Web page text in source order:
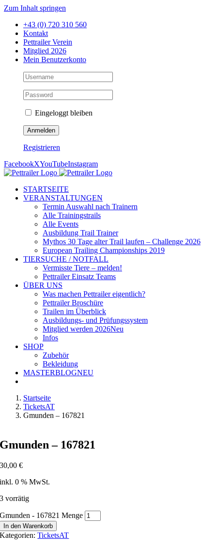
Zum Inhalt springen
+43 (0) 720 310 560
Kontakt
Pettrailer Verein
Mitglied 2026
Mein Benutzerkonto
Eingeloggt bleiben
Registrieren
FacebookXYouTubeInstagram
STARTSEITE
VERANSTALTUNGEN
Termin Auswahl nach Trainern
Alle Trainingstrails
Alle Events
Ausbildung Trail Trainer
Mythos 30 Tage alter Trail laufen – Challenge 2026
European Trailing Championships 2019
TIERSUCHE / NOTFALL
Vermisste Tiere – melden!
Pettrailer Einsatz Teams
ÜBER UNS
Was machen Pettrailer eigentlich?
Pettrailer Broschüre
Trailen im Überblick
Ausbildungs- und Prüfungssystem
Mitglied werden 2026Neu
Infos
SHOP
Zubehör
Bekleidung
MASTERBLOGNEU
Startseite
TicketsAT
Gmunden – 167821
Gmunden – 167821
30,00€
inkl. 0 % MwSt.
3 vorrätig
Gmunden - 167821 Menge
In den Warenkorb
Kategorien:TicketsAT